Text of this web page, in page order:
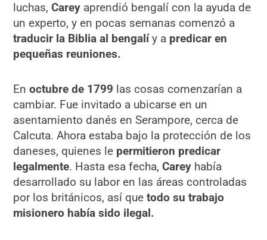
luchas, Carey aprendió bengalí con la ayuda de
un experto, y en pocas semanas comenzó a
traducir la Biblia al bengalíy a predicar en
pequeñas reuniones.
Enoctubre de 1799 las cosas comenzarían a
cambiar. Fue invitado a ubicarse en un
asentamiento danés en Serampore, cerca de
Calcuta. Ahora estaba bajo la protección de los
daneses, quienes le permitieron predicar
legalmente. Hasta esa fecha, Carey había
desarrollado su labor en las áreas controladas
por los británicos, así quetodo su trabajo
misionero había sido ilegal.